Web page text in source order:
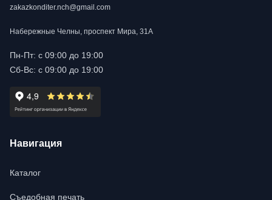
zakazkonditer.nch@gmail.com
Набережные Челны, проспект Мира, 31А
Пн-Пт: с 09:00 до 19:00
Сб-Вс: с 09:00 до 19:00
Навигация
Каталог
Съедобная печать